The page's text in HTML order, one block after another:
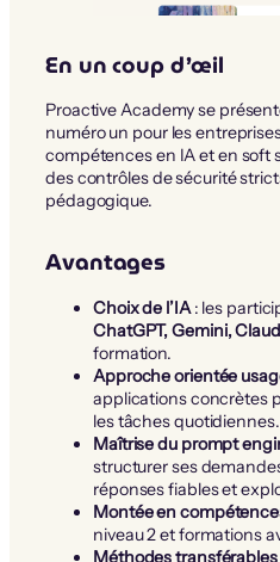
En un coup d’œil
Proactive Academy se
numéro un pour les
compétences en IA et en soft
des contrôles de sécurité
pédagogique.
Avantages
Choix de l’IA: les
ChatGPT, Gemini,
formation.
Approche orientée
applications concrètes
les tâches quotidiennes.
Maîtrise du prompt
structurer ses
réponses fiables et
Montée en
niveau 2 et formations
Méthodes